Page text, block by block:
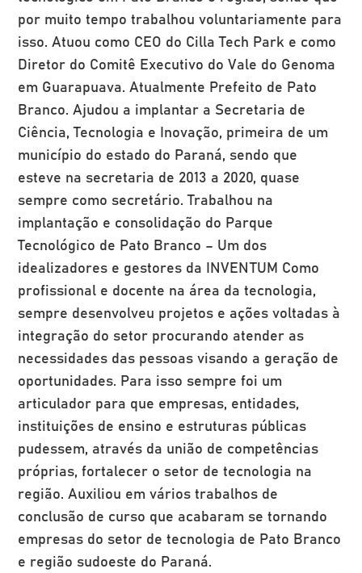
por muito tempo trabalhou voluntariamente para
isso. Atuou como CEO do Cilla Tech Park e como
Diretor do Comitê Executivo do Vale do Genoma
em Guarapuava. Atualmente Prefeito de Pato
Branco. Ajudou a implantar a Secretaria de
Ciência, Tecnologia e Inovação, primeira de um
município do estado do Paraná, sendo que
esteve na secretaria de 2013 a 2020, quase
sempre como secretário. Trabalhou na
implantação e consolidação do Parque
Tecnológico de Pato Branco – Um dos
idealizadores e gestores da INVENTUM Como
profissional e docente na área da tecnologia,
sempre desenvolveu projetos e ações voltadas à
integração do setor procurando atender as
necessidades das pessoas visando a geração de
oportunidades. Para isso sempre foi um
articulador para que empresas, entidades,
instituições de ensino e estruturas públicas
pudessem, através da união de competências
próprias, fortalecer o setor de tecnologia na
região. Auxiliou em vários trabalhos de
conclusão de curso que acabaram se tornando
empresas do setor de tecnologia de Pato Branco
e região sudoeste do Paraná.